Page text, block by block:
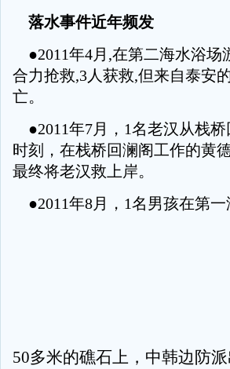
落水事件近年频发
●2011年4月,在第二海水浴场
合力抢救,3人获救,但来自泰安
亡。
●2011年7月，1名老汉从栈
时刻，在栈桥回澜阁工作的黄
最终将老汉救上岸。
●2011年8月，1名男孩在第
50多米的礁石上，中韩边防